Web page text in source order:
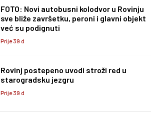
FOTO: Novi autobusni kolodvor u Rovinju
sve bliže završetku, peroni i glavni objekt
već su podignuti
Prije 39 d
Rovinj postepeno uvodi stroži red u
starogradsku jezgru
Prije 39 d